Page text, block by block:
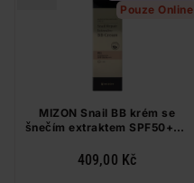
Pouze Online
MIZON Snail BB krém se
šnečím extraktem SPF50+++
409,00 Kč